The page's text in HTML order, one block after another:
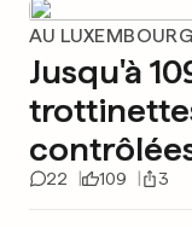
AU LUXEMBOURG
Jusqu'à
22 109 3